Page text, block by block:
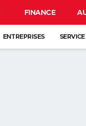
FINANCE
ENTREPRISES